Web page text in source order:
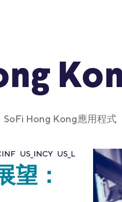
SoFi Hong Kong應用程式
US_INCY US_L
望：